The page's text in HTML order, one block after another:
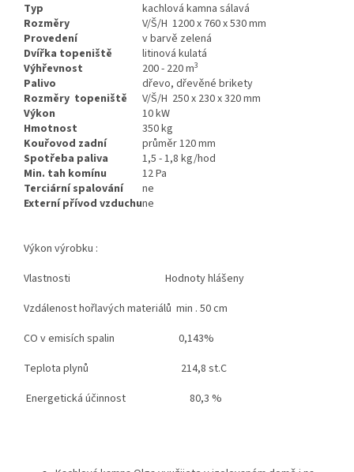
Typ
kachlová kamna sálavá
Rozměry
V/Š/H 1200 x 760 x 530 mm
Provedení
v barvě zelená
Dvířka topeniště
litinová kulatá
Výhřevnost
200 - 220 m3
Palivo
dřevo, dřevěné brikety
Rozměry topeniště
V/Š/H 250 x 230 x 320 mm
Výkon
10 kW
Hmotnost
350 kg
Kouřovod zadní
průměr 120 mm
Spotřeba paliva
1,5 - 1,8 kg/hod
Min. tah komínu
12 Pa
Terciární spalování
ne
Externí přívod vzduchune
Výkon výrobku :
Vlastnosti Hodnoty hlášeny
Vzdálenost hořlavých materiálů min . 50 cm
CO v emisích spalin 0,143%
Teplota plynů 214,8 st.C
Energetická účinnost 80,3 %